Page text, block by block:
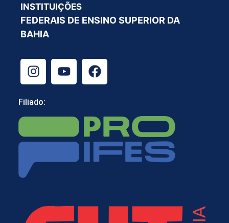
INSTITUIÇÕES
FEDERAIS DE ENSINO SUPERIOR DA
BAHIA
Filiado: